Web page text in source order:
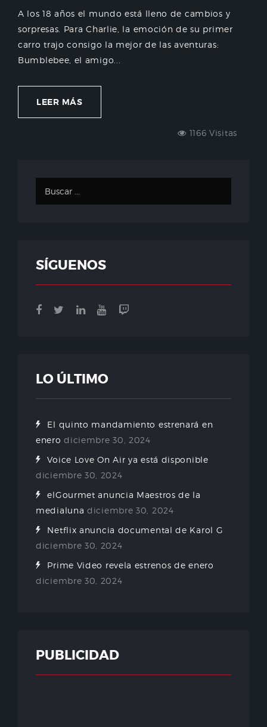
A los 18 años el mundo está lleno de cambios y
sorpresas. Para Charlie, la emoción de su primer
carro trajo consigo la mejor de las aventuras:
Bumblebee, el amigo...
LEER MÁS
1166 Visitas
SÍGUENOS
LO ÚLTIMO
El quinto mandamiento estrenará en
enero diciembre 30, 2024
Voice Love On Air ya está disponible
diciembre 30, 2024
elGourmet anuncia Maestros de la
medialuna diciembre 30, 2024
Netflix anuncia documental de Karol G
diciembre 30, 2024
Prime Video revela estrenos de enero
diciembre 30, 2024
PUBLICIDAD